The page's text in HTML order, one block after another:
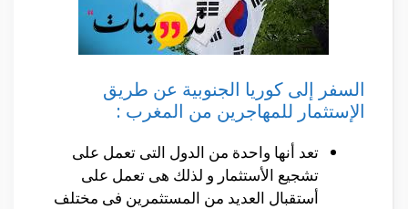
السفر إلى كوريا الجنوبية عن طريق
الإستثمار للمهاجرين من المغرب :
تعد أنها واحدة من الدول التى تعمل على
تشجيع الأستثمار و لذلك هى تعمل على
أستقبال العديد من المستثمرين فى مختلف